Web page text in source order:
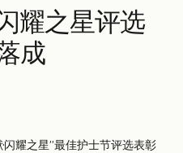
耀之星评选
成
闪耀之星”最佳护士节评选表彰